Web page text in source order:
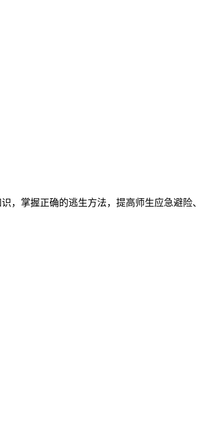
掌握正确的逃生方法，提高师生应急避险